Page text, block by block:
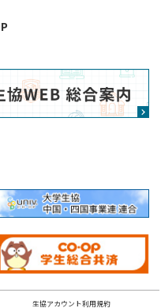
生協アカウント利用規約